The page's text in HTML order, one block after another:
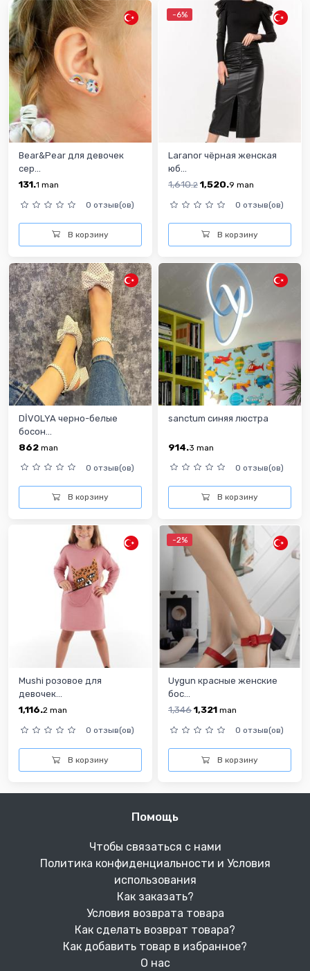
Bear&Pear для девочек
сер...
131.1 man
0 отзыв(ов)
В корзину
-6%
Laranor чёрная женская
юб...
1,610.2 1,520.9 man
0 отзыв(ов)
В корзину
DİVOLYA черно-белые
босон...
862 man
0 отзыв(ов)
В корзину
sanctum синяя люстра
914.3 man
0 отзыв(ов)
В корзину
Mushi розовое для
девочек...
1,116.2 man
0 отзыв(ов)
В корзину
-2%
Uygun красныe женскиe
бос...
1,3461,321 man
0 отзыв(ов)
В корзину
Помощь
Чтобы связаться с нами
Политика конфиденциальности и Условия
использования
Как заказать?
Условия возврата товара
Как сделать возврат товара?
Как добавить товар в избранное?
О нас